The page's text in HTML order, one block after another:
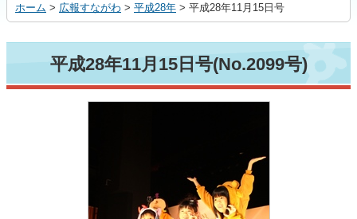
ホーム > 広報すながわ > 平成28年 > 平成28年11月15日号
平成28年11月15日号(No.2099号)